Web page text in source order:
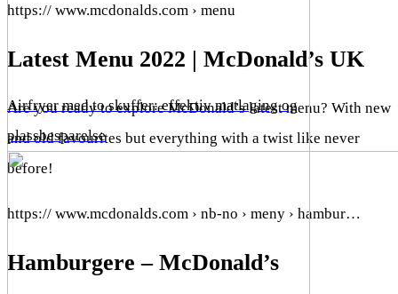
Airfryer med to skuffer: effektiv matlaging og
plassbesparelse
https:// www.mcdonalds.com › menu
Latest Menu 2022 | McDonald’s UK
Are you ready to explore McDonald’s latest menu? With new
and old favourites but everything with a twist like never
before!
https:// www.mcdonalds.com › nb-no › meny › hambur…
Hamburgere – McDonald’s